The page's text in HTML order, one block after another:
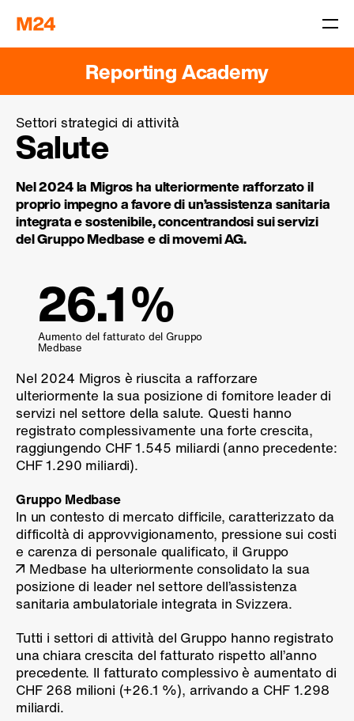
Reporting Academy
Settori strategici di attività
Salute
Nel 2024 la Migros ha ulteriormente rafforzato il
proprio impegno a favore di un’assistenza sanitaria
integrata e sostenibile, concentrandosi sui servizi
del Gruppo Medbase e di movemi AG.
26.1 %
Aumento del fatturato del Gruppo
Medbase
Nel 2024 Migros è riuscita a rafforzare
ulteriormente la sua posizione di fornitore leader di
servizi nel settore della salute. Questi hanno
registrato complessivamente una forte crescita,
raggiungendo CHF 1.545 miliardi (anno precedente:
CHF 1.290 miliardi).
Gruppo Medbase
In un contesto di mercato difficile, caratterizzato da
difficoltà di approvvigionamento, pressione sui costi
e carenza di personale qualificato, il Gruppo
Medbase ha ulteriormente consolidato la sua
posizione di leader nel settore dell’assistenza
sanitaria ambulatoriale integrata in Svizzera.
Tutti i settori di attività del Gruppo hanno registrato
una chiara crescita del fatturato rispetto all’anno
precedente. Il fatturato complessivo è aumentato di
CHF 268 milioni (+26.1 %), arrivando a CHF 1.298
miliardi.